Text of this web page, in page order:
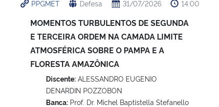
PPGMET Defesa 31/07/2026 14:00
MOMENTOS TURBULENTOS DE SEGUNDA
E TERCEIRA ORDEM NA CAMADA LIMITE
ATMOSFÉRICA SOBRE O PAMPA E A
FLORESTA AMAZÔNICA
Discente: ALESSANDRO EUGENIO
DENARDIN POZZOBON
Banca: Prof. Dr. Michel Baptistella Stefanello